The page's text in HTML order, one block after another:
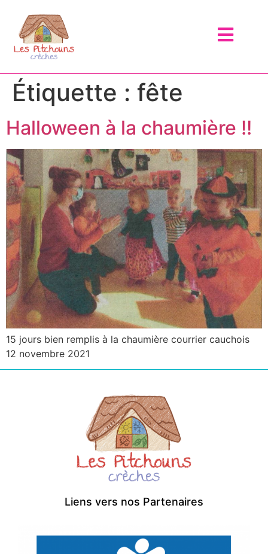
Étiquette : fête
Halloween à la chaumière !!
15 jours bien remplis à la chaumière courrier cauchois
12 novembre 2021
Liens vers nos Partenaires